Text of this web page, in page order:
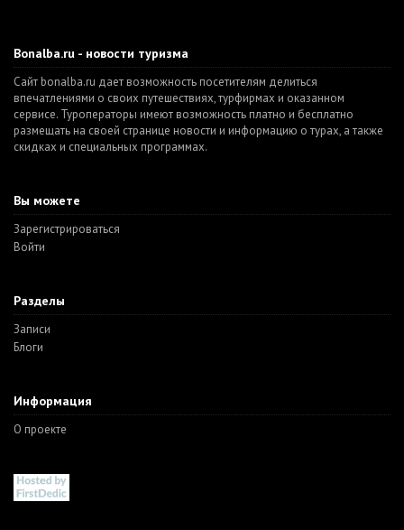
Bonalba.ru - новости туризма
Сайт bonalba.ru дает возможность посетителям делиться
впечатлениями о своих путешествиях, турфирмах и оказанном
сервисе. Туроператоры имеют возможность платно и бесплатно
размещать на своей странице новости и информацию о турах, а также
скидках и специальных программах.
Вы можете
Зарегистрироваться
Войти
Разделы
Записи
Блоги
Информация
О проекте